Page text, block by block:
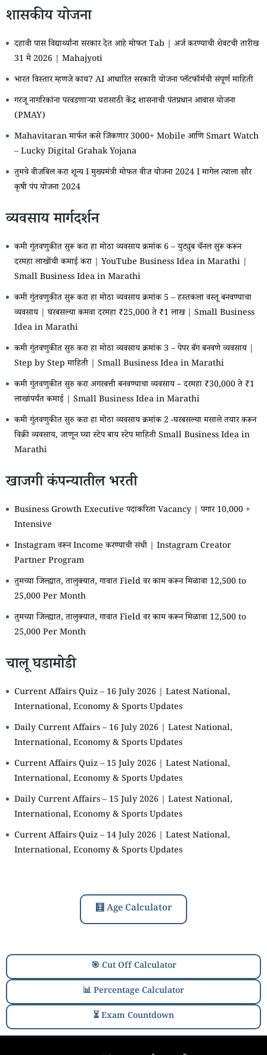
शासकीय योजना
दहावी पास विद्यार्थ्यांना सरकार देत आहे मोफत Tab | अर्ज करण्याची शेवटची तारीख
31 मे 2026 | Mahajyoti
भारत विस्तार म्हणजे काय? AI आधारित सरकारी योजना प्लॅटफॉर्मची संपूर्ण माहिती
गरजू नागरिकांना परवडणाऱ्या घरासाठी केंद्र शासनाची पंतप्रधान आवास योजना
(PMAY)
Mahavitaran मार्फत कसे जिंकणार 3000+ Mobile आणि Smart Watch
– Lucky Digital Grahak Yojana
तुमचे वीजबिल करा शून्य I मुख्यमंत्री मोफत वीज योजना 2024 I मागेल त्याला सौर
कृषी पंप योजना 2024
व्यवसाय मार्गदर्शन
कमी गुंतवणुकीत सुरू करा हा मोठा व्यवसाय क्रमांक 6 – युट्युब चॅनल सुरू करून
दरमहा लाखोंची कमाई करा | YouTube Business Idea in Marathi |
Small Business Idea in Marathi
कमी गुंतवणुकीत सुरू करा हा मोठा व्यवसाय क्रमांक 5 – हस्तकला वस्तू बनवण्याचा
व्यवसाय | घरबसल्या कमवा दरमहा ₹25,000 ते ₹1 लाख | Small Business
Idea in Marathi
कमी गुंतवणुकीत सुरु करा हा मोठा व्यवसाय क्रमांक 3 – पेपर बॅग बनवणे व्यवसाय |
Step by Step माहिती | Small Business Idea in Marathi
कमी गुंतवणुकीत सुरु करा अगरबत्ती बनवण्याचा व्यवसाय – दरमहा ₹30,000 ते ₹1
लाखांपर्यंत कमाई | Small Business Idea in Marathi
कमी गुंतवणुकीत सुरु करा हा मोठा व्यवसाय क्रमांक 2 -घरबसल्या मसाले तयार करून
विक्री व्यवसाय, जाणून घ्या स्टेप बाय स्टेप माहिती Small Business Idea in
Marathi
खाजगी कंपन्यातील भरती
Business Growth Executive पदाकरिता Vacancy | पगार 10,000 +
Intensive
Instagram वरून Income करण्याची संधी | Instagram Creator
Partner Program
तुमच्या जिल्ह्यात, तालुक्यात, गावात Field वर काम करून मिळावा 12,500 to
25,000 Per Month
तुमच्या जिल्ह्यात, तालुक्यात, गावात Field वर काम करून मिळावा 12,500 to
25,000 Per Month
चालू घडामोडी
Current Affairs Quiz – 16 July 2026 | Latest National,
International, Economy & Sports Updates
Daily Current Affairs – 16 July 2026 | Latest National,
International, Economy & Sports Updates
Current Affairs Quiz – 15 July 2026 | Latest National,
International, Economy & Sports Updates
Daily Current Affairs – 15 July 2026 | Latest National,
International, Economy & Sports Updates
Current Affairs Quiz – 14 July 2026 | Latest National,
International, Economy & Sports Updates
🧮 Age Calculator
🎯 Cut Off Calculator
📊 Percentage Calculator
⏳ Exam Countdown